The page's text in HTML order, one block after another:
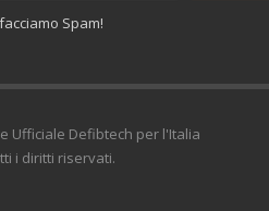
Spam!
Ufficiale Defibtech per l'Italia
i diritti riservati.